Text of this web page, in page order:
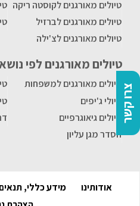
צרו קשר
טיולים מאורגנים לקוסטה ריקה
טיולים מאורגנים לברזיל
טיולים מאורגנים לצ'ילה
טיולים מאורגנים לפי
טיולים מאורגנים למשפחות
טיולי ג'יפים
טיולים גיאוגרפיים
הסדר מגן עליון
אודותינו מידע כללי,